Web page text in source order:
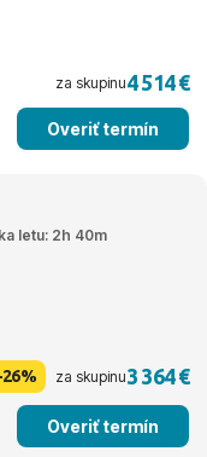
za skupinu4 514 €
Overiť termín
letu: 2h 40m
26% za skupinu3 364 €
Overiť termín